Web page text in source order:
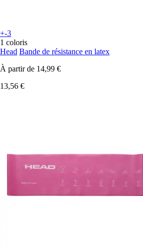
+-3
1 coloris
Head Bande de résistance en latex
À partir de 14,99 €
13,56 €